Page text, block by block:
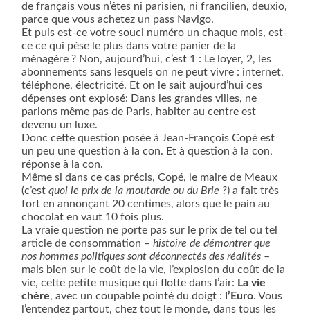
de français vous n’êtes ni parisien, ni francilien, deuxio,
parce que vous achetez un pass Navigo.
Et puis est-ce votre souci numéro un chaque mois, est-
ce ce qui pèse le plus dans votre panier de la
ménagère ? Non, aujourd’hui, c’est 1 : Le loyer, 2, les
abonnements sans lesquels on ne peut vivre : internet,
téléphone, électricité. Et on le sait aujourd’hui ces
dépenses ont explosé: Dans les grandes villes, ne
parlons même pas de Paris, habiter au centre est
devenu un luxe.
Donc cette question posée à Jean-François Copé est
un peu une question à la con. Et à question à la con,
réponse à la con.
Même si dans ce cas précis, Copé, le maire de Meaux
(c’est quoi le prix de la moutarde ou du Brie ?) a fait très
fort en annonçant 20 centimes, alors que le pain au
chocolat en vaut 10 fois plus.
La vraie question ne porte pas sur le prix de tel ou tel
article de consommation –histoire de démontrer que
nos hommes politiques sont déconnectés des réalités –
mais bien sur le coût de la vie, l’explosion du coût de la
vie, cette petite musique qui flotte dans l’air: La vie
chère, avec un coupable pointé du doigt : l’Euro. Vous
l’entendez partout, chez tout le monde, dans tous les